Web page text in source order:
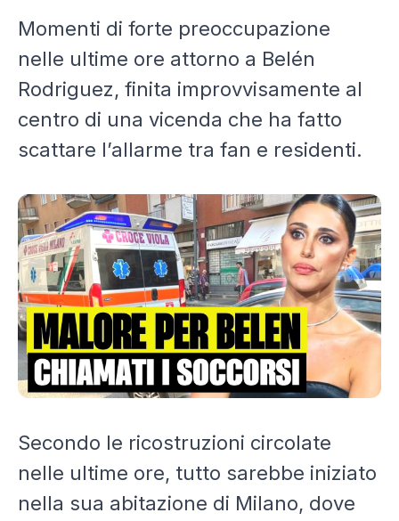
Momenti di forte preoccupazione
nelle ultime ore attorno a Belén
Rodriguez, finita improvvisamente al
centro di una vicenda che ha fatto
scattare l’allarme tra fan e residenti.
Secondo le ricostruzioni circolate
nelle ultime ore, tutto sarebbe iniziato
nella sua abitazione di Milano, dove